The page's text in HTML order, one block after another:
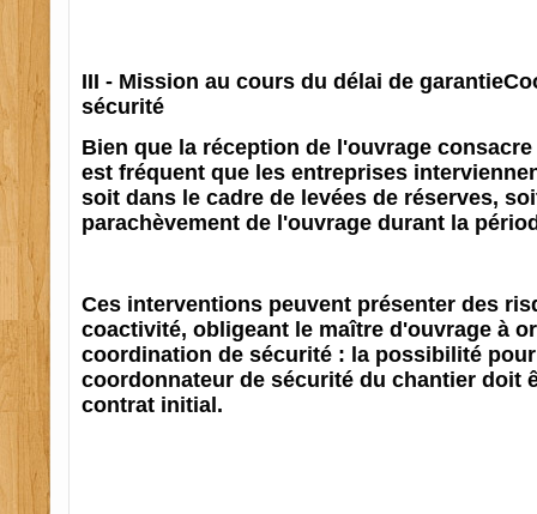
III - Mission au cours du délai de
sécurité
Bien que la réception de l'ouvrage
est fréquent que les entreprises
soit dans le cadre de levées de réserves,
parachèvement de l'ouvrage durant la
Ces interventions peuvent présenter des
coactivité, obligeant le maître d'ouvrage à
coordination de sécurité : la possibilité
coordonnateur de sécurité du chantier doit
contrat initial.